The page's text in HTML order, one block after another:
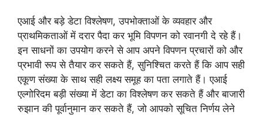
एआई और बड़े डेटा विश्लेषण, उपभोक्ताओं के व्यवहार और
प्राथमिकताओं में दरार पैदा कर भूमि विपणन को रवानगी दे रहे हैं।
इन साधनों का उपयोग करने से आप अपने विपणन प्रचारों को और
प्रभावी रूप से तैयार कर सकते हैं, सुनिश्चित करते हैं कि आप सही
एकूण संख्या के साथ सही लक्ष्य समूह का पता लगाते हैं। एआई
एल्गोरिदम बड़ी संख्या में डेटा का विश्लेषण कर सकते हैं और बाजारी
रुझान की पूर्वानुमान कर सकते हैं, जो आपको सूचित निर्णय लेने